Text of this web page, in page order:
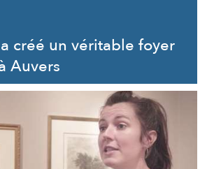
créé un véritable foyer
Auvers